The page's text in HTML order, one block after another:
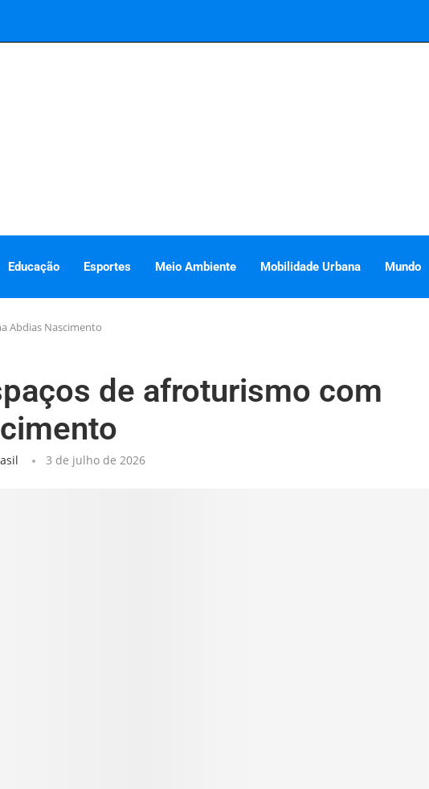
Educação Esportes Meio Ambiente Mobilidade Urbana Mundo
Abdias Nascimento
de afroturismo com
3 de julho de 2026